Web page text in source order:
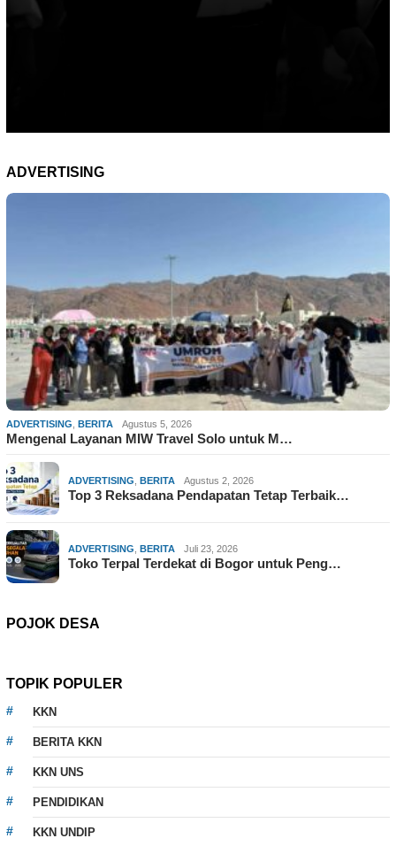
ADVERTISING
ADVERTISING BERITA Agustus 5, 2026
Mengenal Layanan MIW Travel Solo untuk M…
ADVERTISING BERITA Agustus 2, 2026
Top 3 Reksadana Pendapatan Tetap Terbaik…
ADVERTISING BERITA Juli 23, 2026
Toko Terpal Terdekat di Bogor untuk Peng…
POJOK DESA
TOPIK POPULER
KKN
BERITA KKN
KKN UNS
PENDIDIKAN
KKN UNDIP